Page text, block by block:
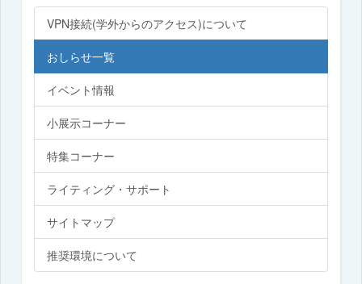
VPN接続(学外からのアクセス)について
おしらせ一覧
イベント情報
小展示コーナー
特集コーナー
ライティング・サポート
サイトマップ
推奨環境について